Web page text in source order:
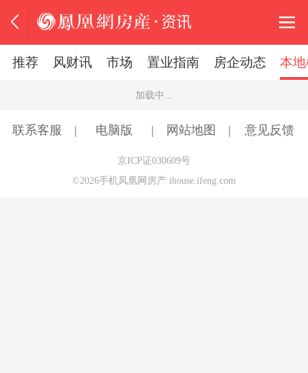
推荐 风财讯 市场 置业指南 房企动态 本
加载中...
联系客服 电脑版 网站地图 意见反馈
京ICP证030609号
©2026手机凤凰网房产 ihouse.ifeng.com